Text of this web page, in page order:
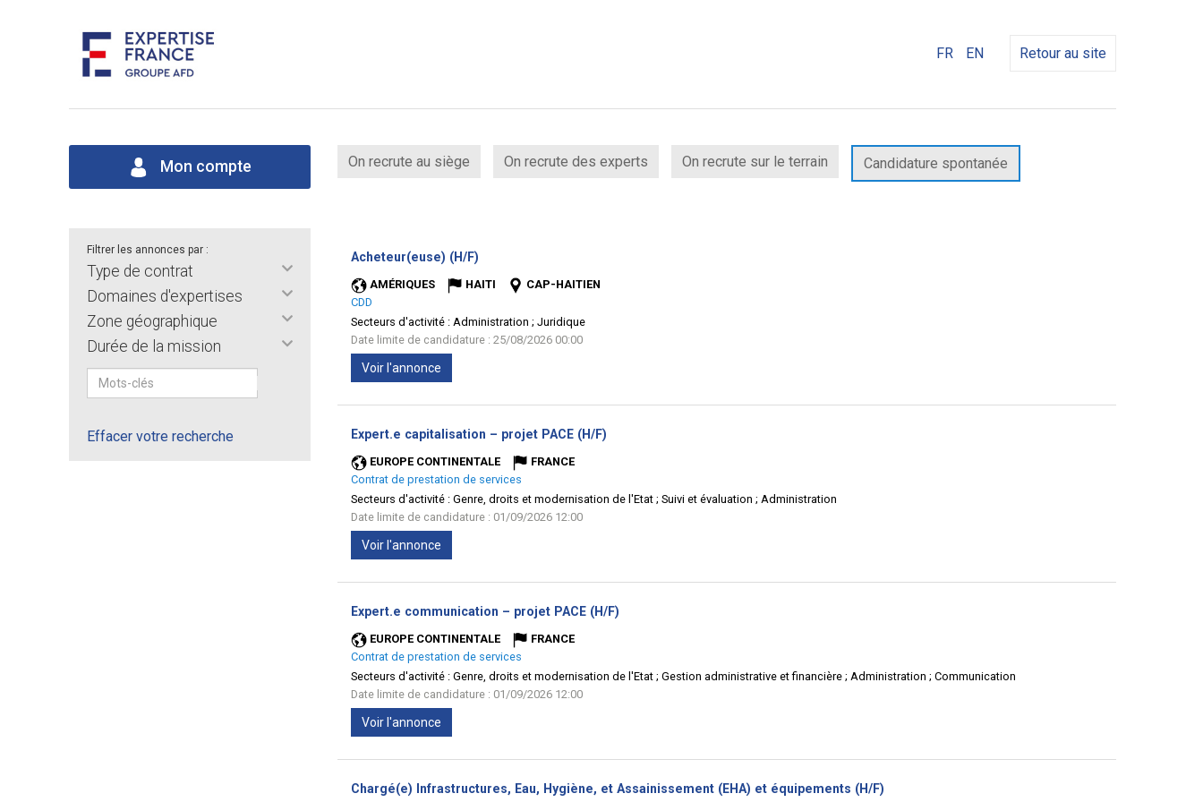
FR EN Retour au site
Mon compte On recrute au siège On recrute des experts On recrute sur le terrain Candidature spontanée
Filtrer les annonces par :
Type de contrat
Domaines d'expertises
Zone géographique
Durée de la mission
Effacer votre recherche
Acheteur(euse) (H/F)
AMÉRIQUES HAITI
CAP-HAITIEN
CDD
Secteurs d'activité : Administration ; Juridique
Date limite de candidature : 25/08/2026 00:00
Voir l'annonce
Expert.e capitalisation – projet PACE (H/F)
EUROPE CONTINENTALE
FRANCE
Contrat de prestation de services
Secteurs d'activité : Genre, droits et modernisation de l'Etat ; Suivi et évaluation ; Administration
Date limite de candidature : 01/09/2026 12:00
Voir l'annonce
Expert.e communication – projet PACE (H/F)
EUROPE CONTINENTALE
FRANCE
Contrat de prestation de services
Secteurs d'activité : Genre, droits et modernisation de l'Etat ; Gestion administrative et financière ; Administration ; Communication
Date limite de candidature : 01/09/2026 12:00
Voir l'annonce
Chargé(e) Infrastructures, Eau, Hygiène, et Assainissement (EHA) et équipements (H/F)